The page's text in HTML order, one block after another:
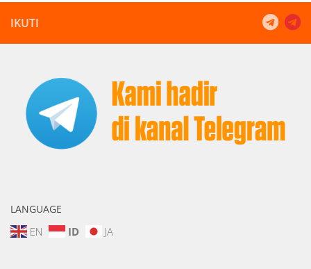
IKUTI
LANGUAGE
EN ID JA